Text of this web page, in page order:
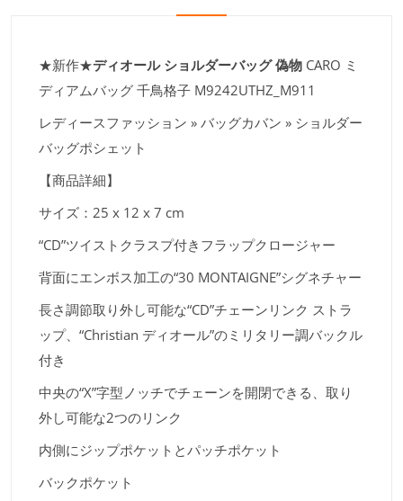
★新作★ディオール ショルダーバッグ 偽物 CARO ミ
ディアムバッグ 千鳥格子 M9242UTHZ_M911
レディースファッション » バッグカバン » ショルダー
バッグポシェット
【商品詳細】
サイズ：25 x 12 x 7 cm
“CD”ツイストクラスプ付きフラップクロージャー
背面にエンボス加工の“30 MONTAIGNE”シグネチャー
長さ調節取り外し可能な“CD”チェーンリンク ストラ
ップ、“Christian ディオール”のミリタリー調バックル
付き
中央の“X”字型ノッチでチェーンを開閉できる、取り
外し可能な2つのリンク
内側にジップポケットとパッチポケット
バックポケット